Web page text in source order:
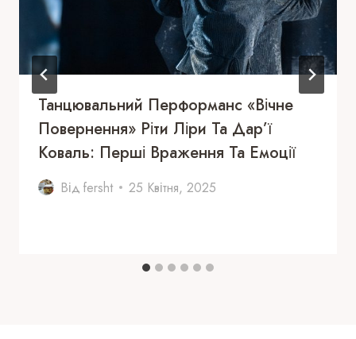
Танцювальний Перформанс «Вічне
Повернення» Ріти Ліри Та Дар’ї
Коваль: Перші Враження Та Емоції
Від fersht 25 Квітня, 2025